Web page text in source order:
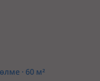
· 60 м²